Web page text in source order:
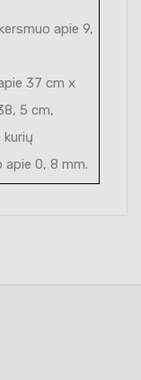
apie 9,
37 cm x
5 cm,
kurių
apie 0, 8 mm.